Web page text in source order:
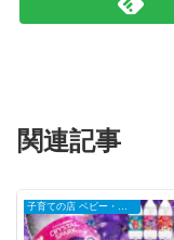
関連記事
子育ての店 ベビー・キッズ